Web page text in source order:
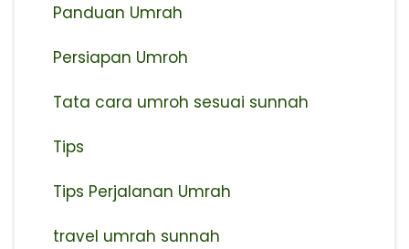
Panduan Umrah
Persiapan Umroh
Tata cara umroh sesuai sunnah
Tips
Tips Perjalanan Umrah
travel umrah sunnah